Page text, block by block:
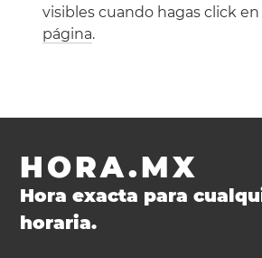
visibles cuando hagas click en
página.
HORA.MX
Hora exacta para
horaria.